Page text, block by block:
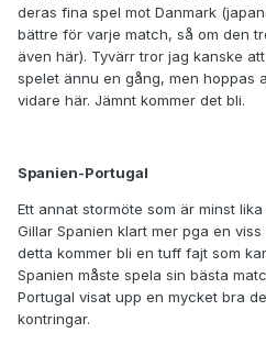
deras fina spel mot Danmark
bättre för varje match, så om den
även här). Tyvärr tror jag kanske
spelet ännu en gång, men hoppas
vidare här. Jämnt kommer det bli.
Spanien-Portugal
Ett annat stormöte som är minst
Gillar Spanien klart mer pga en
detta kommer bli en tuff fajt som
Spanien måste spela sin bästa
Portugal visat upp en mycket bra
kontringar.